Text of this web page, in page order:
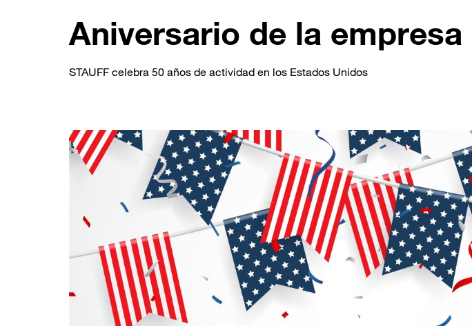
Aniversario de la empresa
STAUFF celebra 50 años de actividad en los Estados Unidos